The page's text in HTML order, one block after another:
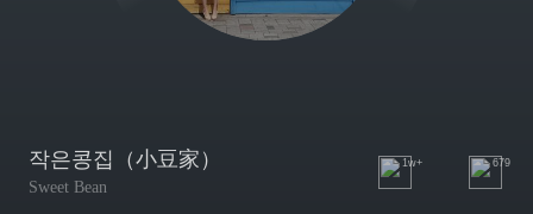
작은콩집（小豆家）
Sweet Bean
1w+ 679